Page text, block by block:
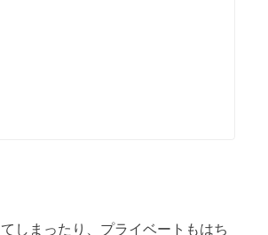
しまったり、プライベートもはち